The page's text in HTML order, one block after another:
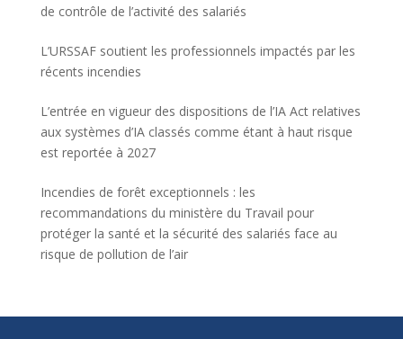
de contrôle de l’activité des salariés
L’URSSAF soutient les professionnels impactés par les
récents incendies
L’entrée en vigueur des dispositions de l’IA Act relatives
aux systèmes d’IA classés comme étant à haut risque
est reportée à 2027
Incendies de forêt exceptionnels : les
recommandations du ministère du Travail pour
protéger la santé et la sécurité des salariés face au
risque de pollution de l’air